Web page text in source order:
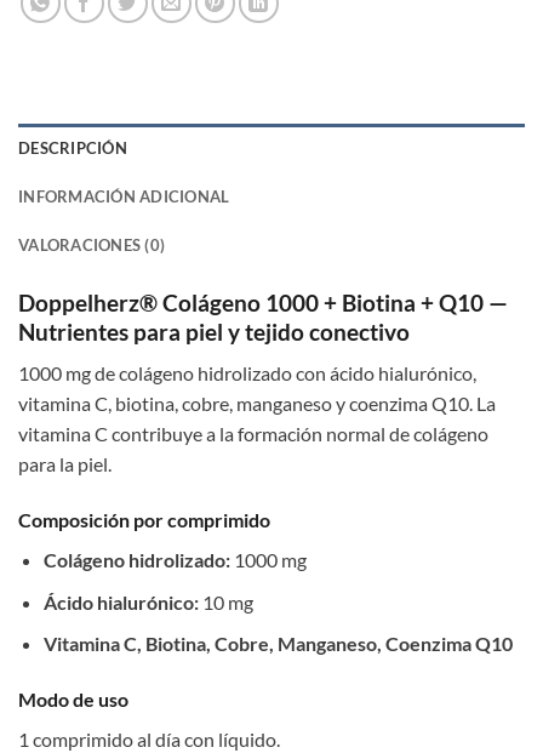
DESCRIPCIÓN
INFORMACIÓN ADICIONAL
VALORACIONES (0)
Doppelherz® Colágeno 1000 + Biotina + Q10 —
Nutrientes para piel y tejido conectivo
1000 mg de colágeno hidrolizado con ácido hialurónico,
vitamina C, biotina, cobre, manganeso y coenzima Q10. La
vitamina C contribuye a la formación normal de colágeno
para la piel.
Composición por comprimido
Colágeno hidrolizado:1000 mg
Ácido hialurónico:10 mg
Vitamina C, Biotina, Cobre, Manganeso, Coenzima Q10
Modo de uso
1 comprimido al día con líquido.